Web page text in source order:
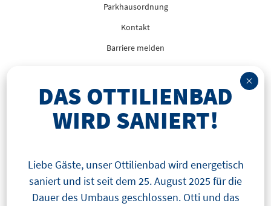
Parkhausordnung
Kontakt
Barriere melden
DAS OTTILIENBAD
WIRD SANIERT!
Liebe Gäste, unser Ottilienbad wird energetisch
saniert und ist seit dem 25. August 2025 für die
Dauer des Umbaus geschlossen. Otti und das